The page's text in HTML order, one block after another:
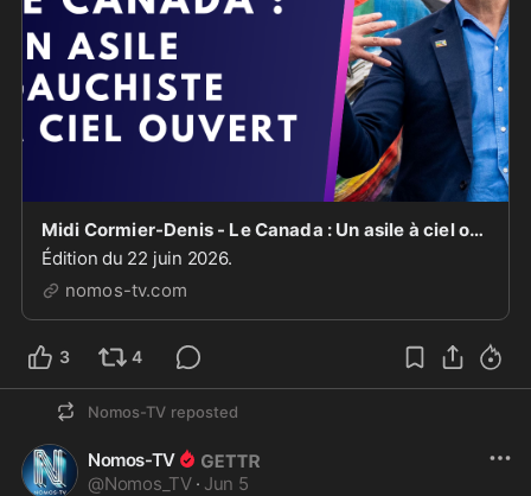
Midi Cormier-Denis - Le Canada : Un asile à ciel ouvert [EN DIRECT]
Édition du 22 juin 2026.
nomos-tv.com
3 4
Nomos-TV reposted
Nomos-TV
@Nomos_TV · Jun 5